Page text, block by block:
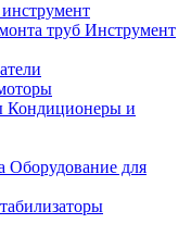
Инструмент
Кондиционеры и
Оборудование для